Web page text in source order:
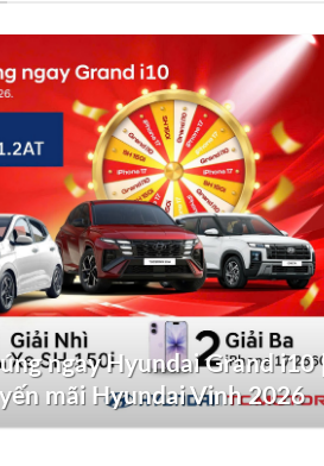
ngay Hyundai Grand i10
mãi Hyundai Vinh 2026